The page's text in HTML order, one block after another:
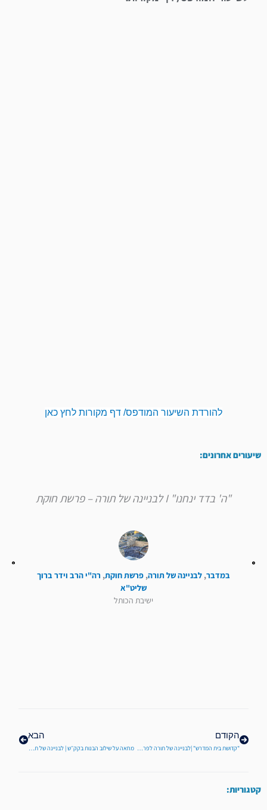
להורדת השיעור המודפס/ דף מקורות לחץ כאן
שיעורים אחרונים:
"ה' בדד ינחנו" I לבניינה של תורה – פרשת חוקת
במדבר, לבניינה של תורה, פרשת חוקת, רה"י הרב וידר ברוך
שליט"א
ישיבת הכותל
הקודם
"קדושת בית המדרש" |לבניינה של תורה לפרשת שמות
הבא
מחאה על שילוב הבנות בקק״ש | לבניינה של תורה לפרשת תולדות
קטגוריות: